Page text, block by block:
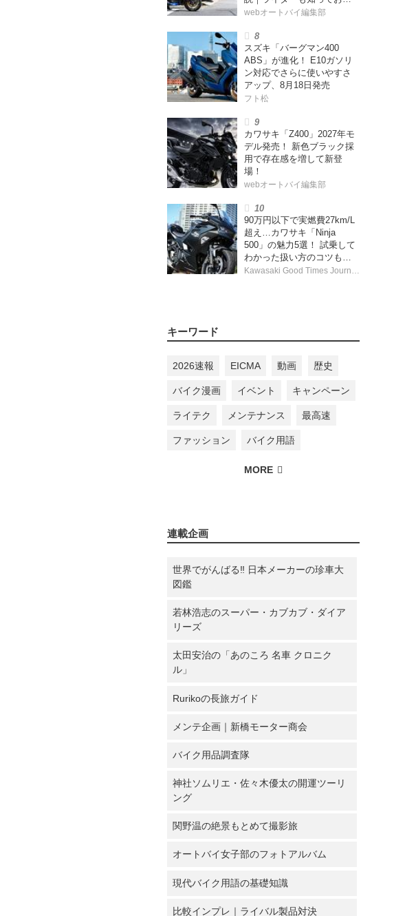
べきポイントをチェック！
webオートバイ編集部
スズキ「バーグマン400
ABS」が進化！ E10ガソリ
ン対応でさらに使いやすさ
アップ、8月18日発売
フト松
カワサキ「Z400」2027年モ
デル発売！ 新色ブラック採
用で存在感を増して新登
場！
webオートバイ編集部
90万円以下で実燃費27km/L
超え…カワサキ「Ninja
500」の魅力5選！ 試乗して
わかった扱い方のコツも紹
介
キーワード
2026速報 EICMA 動画 歴史
バイク漫画 イベント キャンペーン
ライテク メンテナンス 最高速
ファッション バイク用語
連載企画
世界でがんばる‼ 日本メーカーの珍車大
図鑑
若林浩志のスーパー・カブカブ・ダイア
リーズ
太田安治の「あのころ 名車 クロニク
ル」
Rurikoの長旅ガイド
メンテ企画｜新橋モーター商会
バイク用品調査隊
神社ソムリエ・佐々木優太の開運ツーリ
ング
関野温の絶景もとめて撮影旅
オートバイ女子部のフォトアルバム
現代バイク用語の基礎知識
比較インプレ｜ライバル製品対決